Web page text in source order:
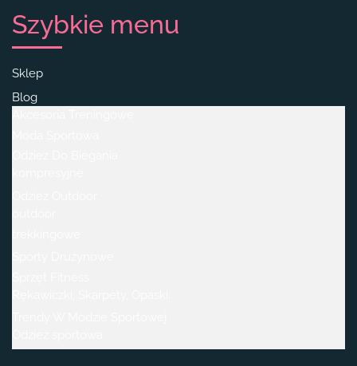
Szybkie menu
Sklep
Blog